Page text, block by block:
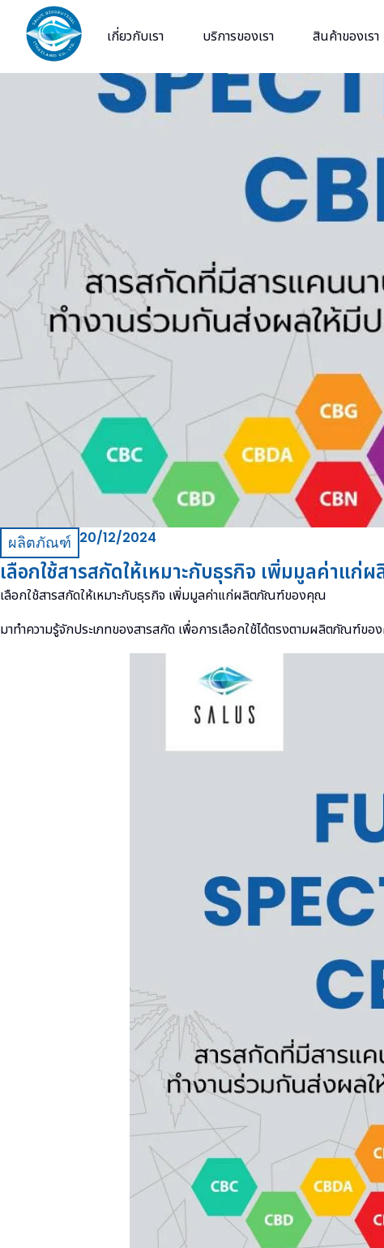
content
เกี่ยวกับเรา บริการของเรา สินค้าของเรา
ผลิตภัณฑ์ 20/12/2024
เลือกใช้สารสกัดให้เหมาะกับธุรกิจ เพิ่มมูลค่าแ
เลือกใช้สารสกัดให้เหมาะกับธุรกิจ เพิ่มมูลค่าแก่ผลิตภัณฑ์ของคุณ
มาทำความรู้จักประเภทของสารสกัด เพื่อการเลือกใช้ได้ตรงตามผลิตภัณฑ์ข